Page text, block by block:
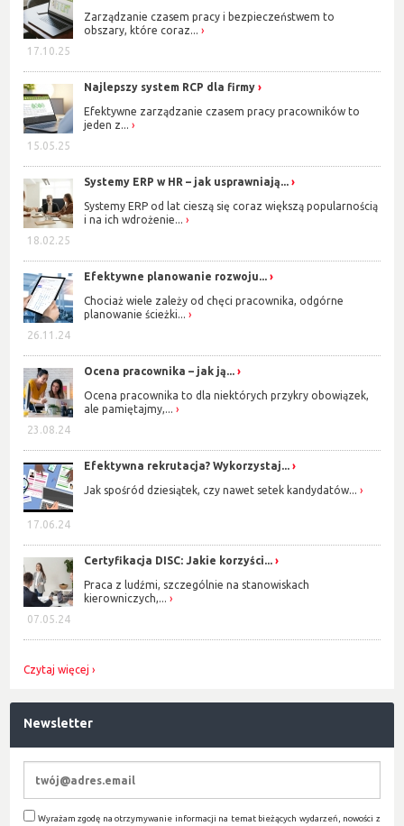
17.10.25
Zarządzanie czasem pracy i bezpieczeństwem to
obszary, które coraz...
15.05.25
Najlepszy system RCP dla firmy
Efektywne zarządzanie czasem pracy pracowników to
jeden z...
18.02.25
Systemy ERP w HR – jak usprawniają...
Systemy ERP od lat cieszą się coraz większą popularnością
i na ich wdrożenie...
26.11.24
Efektywne planowanie rozwoju...
Chociaż wiele zależy od chęci pracownika, odgórne
planowanie ścieżki...
23.08.24
Ocena pracownika – jak ją...
Ocena pracownika to dla niektórych przykry obowiązek,
ale pamiętajmy,...
17.06.24
Efektywna rekrutacja? Wykorzystaj...
Jak spośród dziesiątek, czy nawet setek kandydatów...
07.05.24
Certyfikacja DISC: Jakie korzyści...
Praca z ludźmi, szczególnie na stanowiskach
kierowniczych,...
Czytaj więcej
Newsletter
Wyrażam zgodę na otrzymywanie informacji na temat bieżących wydarzeń, nowości z